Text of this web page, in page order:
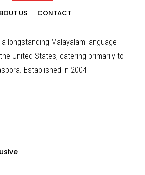
US CONTACT
longstanding Malayalam-language
United States, catering primarily to
Established in 2004